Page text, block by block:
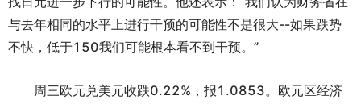
与去年相同的水平上进行干预的可能性不是很大--如果跌势
不快，低于150我们可能根本看不到干预。”
周三欧元兑美元收跌0.22%，报1.0853。欧元区经济